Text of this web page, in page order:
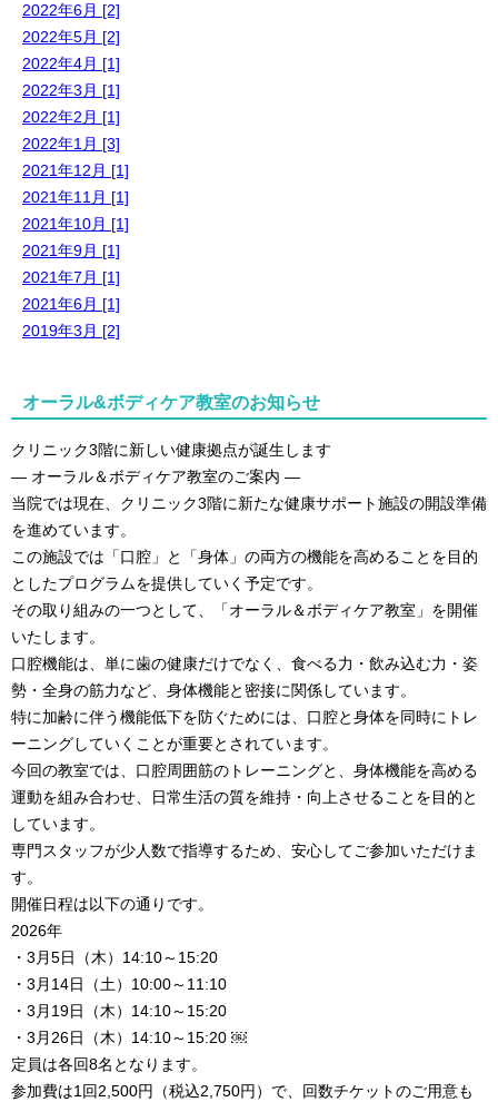
2022年6月 [2]
2022年5月 [2]
2022年4月 [1]
2022年3月 [1]
2022年2月 [1]
2022年1月 [3]
2021年12月 [1]
2021年11月 [1]
2021年10月 [1]
2021年9月 [1]
2021年7月 [1]
2021年6月 [1]
2019年3月 [2]
オーラル&ボディケア教室のお知らせ
クリニック3階に新しい健康拠点が誕生します
― オーラル＆ボディケア教室のご案内 ―
当院では現在、クリニック3階に新たな健康サポート施設の開設準備
を進めています。
この施設では「口腔」と「身体」の両方の機能を高めることを目的
としたプログラムを提供していく予定です。
その取り組みの一つとして、「オーラル＆ボディケア教室」を開催
いたします。
口腔機能は、単に歯の健康だけでなく、食べる力・飲み込む力・姿
勢・全身の筋力など、身体機能と密接に関係しています。
特に加齢に伴う機能低下を防ぐためには、口腔と身体を同時にトレ
ーニングしていくことが重要とされています。
今回の教室では、口腔周囲筋のトレーニングと、身体機能を高める
運動を組み合わせ、日常生活の質を維持・向上させることを目的と
しています。
専門スタッフが少人数で指導するため、安心してご参加いただけま
す。
開催日程は以下の通りです。
2026年
・3月5日（木）14:10～15:20
・3月14日（土）10:00～11:10
・3月19日（木）14:10～15:20
・3月26日（木）14:10～15:20 ￼
定員は各回8名となります。
参加費は1回2,500円（税込2,750円）で、回数チケットのご用意も